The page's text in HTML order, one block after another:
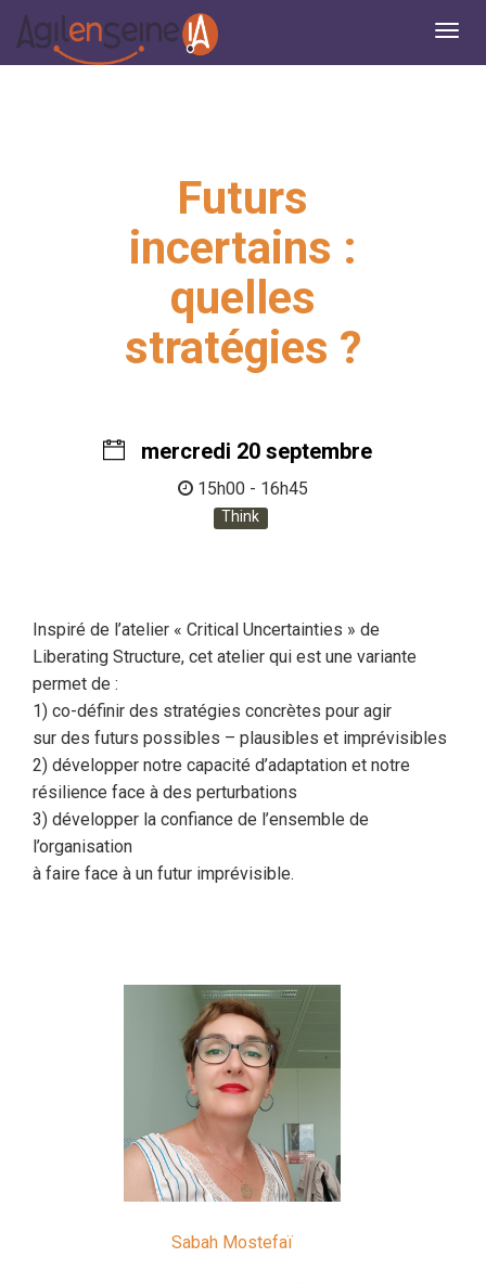
Futurs
incertains :
quelles
stratégies ?
mercredi 20 septembre
15h00 - 16h45
Think
Inspiré de l’atelier « Critical Uncertainties » de
Liberating Structure, cet atelier qui est une variante
permet de :
1) co-définir des stratégies concrètes pour agir
sur des futurs possibles – plausibles et imprévisibles
2) développer notre capacité d’adaptation et notre
résilience face à des perturbations
3) développer la confiance de l’ensemble de
l’organisation
à faire face à un futur imprévisible.
Sabah Mostefaï